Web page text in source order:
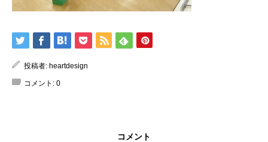
投稿者: heartdesign
コメント: 0
コメント